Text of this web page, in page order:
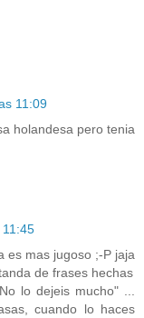
11:09
holandesa pero tenia
es mas jugoso ;-P jaja
de frases hechas
lo dejeis mucho" ...
cuando lo haces